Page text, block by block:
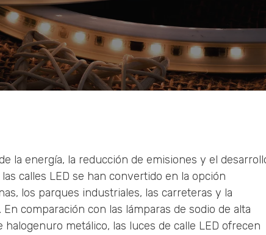
la energía, la reducción de emisiones y el
calles LED se han convertido en la opción
los parques industriales, las carreteras y la
comparación con las lámparas de sodio de alta
metálico, las luces de calle LED ofrecen